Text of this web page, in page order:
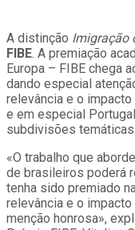
A distinção Imigração
FIBE. A premiação
Europa – FIBE chega
dando especial
relevância e o
e em especial
subdivisões
«O trabalho que
de brasileiros poderá
tenha sido premiado
relevância e o
menção honrosa»,